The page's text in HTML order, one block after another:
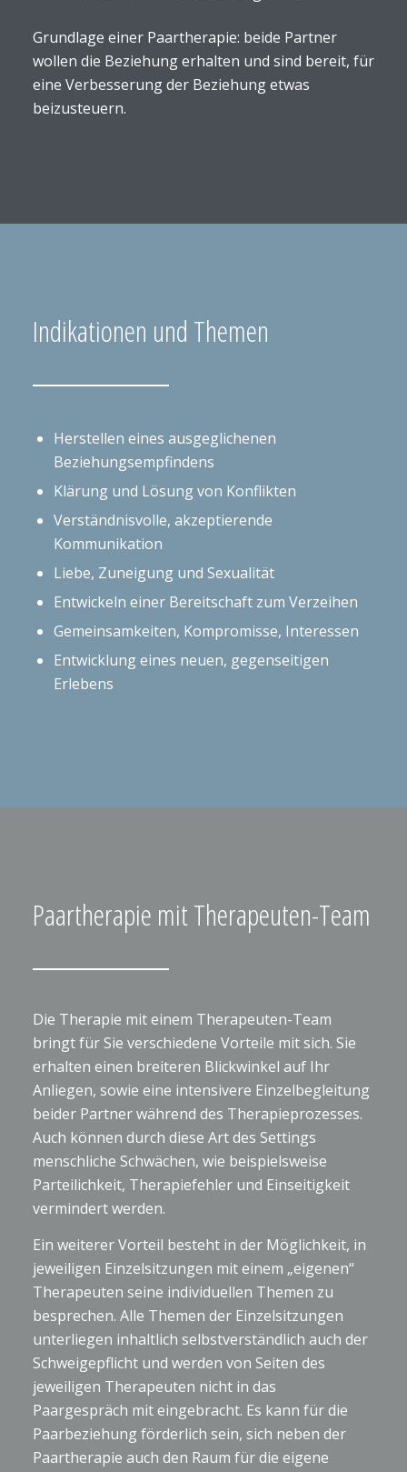
Grundlage einer Paartherapie: beide Partner
wollen die Beziehung erhalten und sind bereit, für
eine Verbesserung der Beziehung etwas
beizusteuern.
Indikationen und Themen
Herstellen eines ausgeglichenen
Beziehungsempfindens
Klärung und Lösung von Konflikten
Verständnisvolle, akzeptierende
Kommunikation
Liebe, Zuneigung und Sexualität
Entwickeln einer Bereitschaft zum Verzeihen
Gemeinsamkeiten, Kompromisse, Interessen
Entwicklung eines neuen, gegenseitigen
Erlebens
Paartherapie mit Therapeuten-Team
Die Therapie mit einem Therapeuten-Team
bringt für Sie verschiedene Vorteile mit sich. Sie
erhalten einen breiteren Blickwinkel auf Ihr
Anliegen, sowie eine intensivere Einzelbegleitung
beider Partner während des Therapieprozesses.
Auch können durch diese Art des Settings
menschliche Schwächen, wie beispielsweise
Parteilichkeit, Therapiefehler und Einseitigkeit
vermindert werden.
Ein weiterer Vorteil besteht in der Möglichkeit, in
jeweiligen Einzelsitzungen mit einem „eigenen“
Therapeuten seine individuellen Themen zu
besprechen. Alle Themen der Einzelsitzungen
unterliegen inhaltlich selbstverständlich auch der
Schweigepflicht und werden von Seiten des
jeweiligen Therapeuten nicht in das
Paargespräch mit eingebracht. Es kann für die
Paarbeziehung förderlich sein, sich neben der
Paartherapie auch den Raum für die eigene